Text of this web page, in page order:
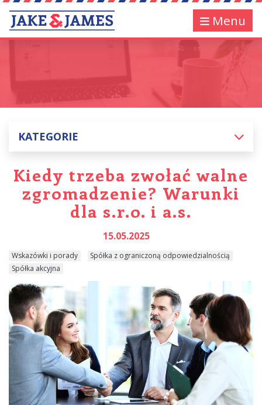
Menu
KATEGORIE
Kiedy trzeba zwołać walne
zgromadzenie? Warunki
dla s.r.o. i a.s.
15.05.2025
Wskazówki i porady
Spółka z ograniczoną odpowiedzialnością
Spółka akcyjna